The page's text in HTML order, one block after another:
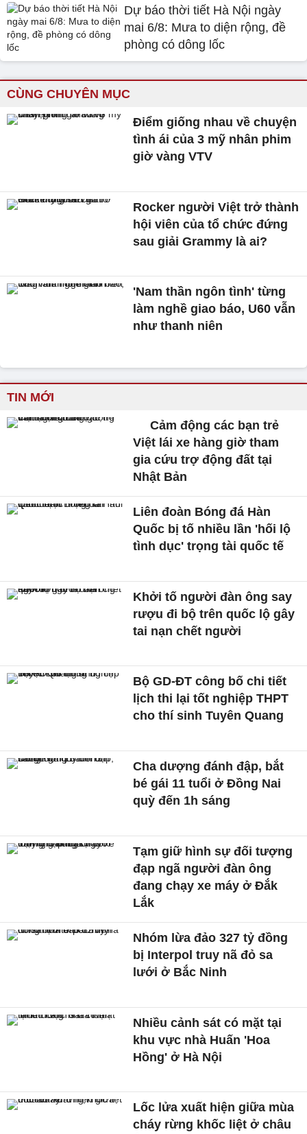
Dự báo thời tiết Hà Nội ngày
mai 6/8: Mưa to diện rộng, đề
phòng có dông lốc
CÙNG CHUYÊN MỤC
Điểm giống nhau về chuyện
tình ái của 3 mỹ nhân phim
giờ vàng VTV
Rocker người Việt trở thành
hội viên của tổ chức đứng
sau giải Grammy là ai?
'Nam thần ngôn tình' từng
làm nghề giao báo, U60 vẫn
như thanh niên
TIN MỚI
Cảm động các bạn trẻ
Việt lái xe hàng giờ tham
gia cứu trợ động đất tại
Nhật Bản
Liên đoàn Bóng đá Hàn
Quốc bị tố nhiều lần 'hối lộ
tình dục' trọng tài quốc tế
Khởi tố người đàn ông say
rượu đi bộ trên quốc lộ gây
tai nạn chết người
Bộ GD-ĐT công bố chi tiết
lịch thi lại tốt nghiệp THPT
cho thí sinh Tuyên Quang
Cha dượng đánh đập, bắt
bé gái 11 tuổi ở Đồng Nai
quỳ đến 1h sáng
Tạm giữ hình sự đối tượng
đạp ngã người đàn ông
đang chạy xe máy ở Đắk
Lắk
Nhóm lừa đảo 327 tỷ đồng
bị Interpol truy nã đỏ sa
lưới ở Bắc Ninh
Nhiều cảnh sát có mặt tại
khu vực nhà Huấn 'Hoa
Hồng' ở Hà Nội
Lốc lửa xuất hiện giữa mùa
cháy rừng khốc liệt ở châu